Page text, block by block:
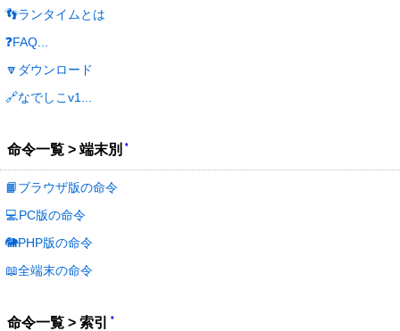
👣ランタイムとは
❓FAQ...
🔽ダウンロード
🔗なでしこv1...
命令一覧 > 端末別 *
📙ブラウザ版の命令
💻PC版の命令
🐘PHP版の命令
📖全端末の命令
命令一覧 > 索引 *